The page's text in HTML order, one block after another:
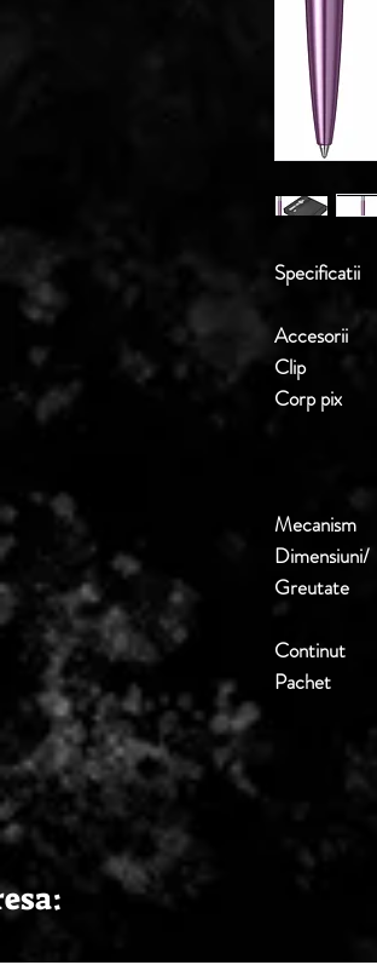
Specificatii
Accesorii
Clip
Corp pix
Mecanism
Dimensiuni/
Greutate
Continut
Pachet